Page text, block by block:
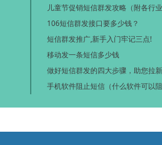
儿童节促销短信群发攻略（附各行
106短信群发接口要多少钱？
短信群发推广,新手入门牢记三点!
移动发一条短信多少钱
做好短信群发的四大步骤，助您拉
手机软件阻止短信（什么软件可以阻